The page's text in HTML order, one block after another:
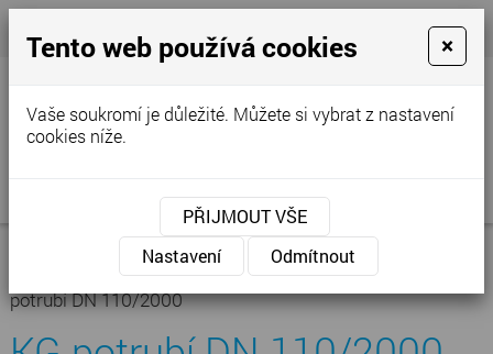
cvstop@tiscali.cz
Nabídka»Kanalizace -
vodoinstalace»Kanalizace venkovní»KG potrubí
potrubí DN 110/2000
Tento web používá cookies ×
Vaše soukromí je důležité. Můžete si vybrat z nastavení
cookies níže.
PŘIJMOUT VŠE
Nastavení
Odmítnout